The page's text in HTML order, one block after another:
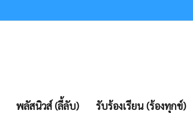
พลัสนิวส์ (ลี้ลับ) รับร้องเรียน (ร้องทุกข์)